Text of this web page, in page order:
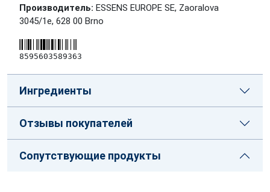
Производитель: ESSENS EUROPE SE, Zaoralova
3045/1e, 628 00 Brno
8595603589363
Ингредиенты
Отзывы покупателей
Сопутствующие продукты